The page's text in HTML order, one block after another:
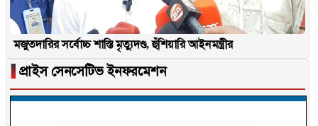
মজুতদারির সর্বোচ্চ শাস্তি মৃত্যুদণ্ড, হুঁশিয়ারি আইনমন্ত্রীর
▐ প্রাইস সেনসেটিভ ইনফরমেশন